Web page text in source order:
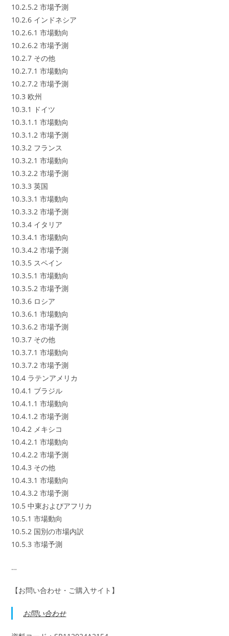
10.2.5.2 市場予測
10.2.6 インドネシア
10.2.6.1 市場動向
10.2.6.2 市場予測
10.2.7 その他
10.2.7.1 市場動向
10.2.7.2 市場予測
10.3 欧州
10.3.1 ドイツ
10.3.1.1 市場動向
10.3.1.2 市場予測
10.3.2 フランス
10.3.2.1 市場動向
10.3.2.2 市場予測
10.3.3 英国
10.3.3.1 市場動向
10.3.3.2 市場予測
10.3.4 イタリア
10.3.4.1 市場動向
10.3.4.2 市場予測
10.3.5 スペイン
10.3.5.1 市場動向
10.3.5.2 市場予測
10.3.6 ロシア
10.3.6.1 市場動向
10.3.6.2 市場予測
10.3.7 その他
10.3.7.1 市場動向
10.3.7.2 市場予測
10.4 ラテンアメリカ
10.4.1 ブラジル
10.4.1.1 市場動向
10.4.1.2 市場予測
10.4.2 メキシコ
10.4.2.1 市場動向
10.4.2.2 市場予測
10.4.3 その他
10.4.3.1 市場動向
10.4.3.2 市場予測
10.5 中東およびアフリカ
10.5.1 市場動向
10.5.2 国別の市場内訳
10.5.3 市場予測
…
【お問い合わせ・ご購入サイト】
お問い合わせ